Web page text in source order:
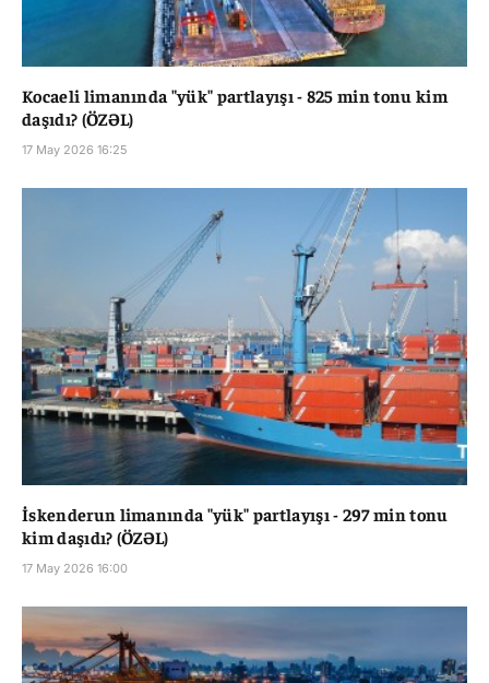
Kocaeli limanında "yük" partlayışı - 825 min tonu kim
daşıdı? (ÖZƏL)
17 May 2026 16:25
İskenderun limanında "yük" partlayışı - 297 min tonu
kim daşıdı? (ÖZƏL)
17 May 2026 16:00